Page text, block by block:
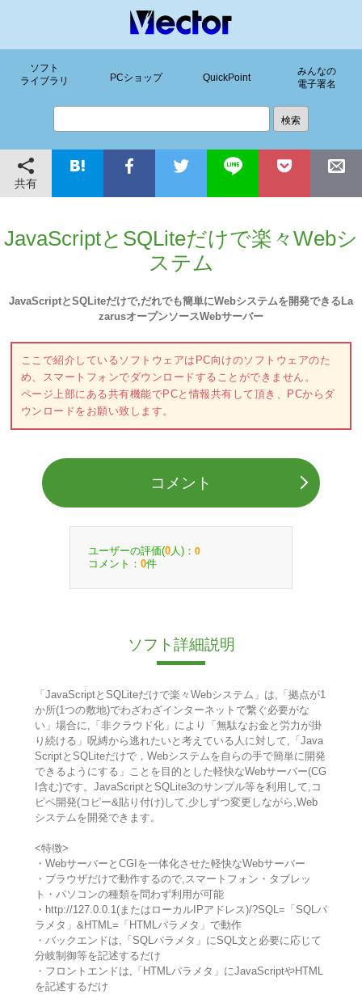
ソフト
ライブラリ
PCショップ QuickPoint
みんなの
電子署名
共有
JavaScriptとSQLiteだけで楽々Webシ
ステム
JavaScriptとSQLiteだけで,だれでも簡単にWebシステムを開発できるLa
zarusオープンソースWebサーバー
ここで紹介しているソフトウェアはPC向けのソフトウェアのた
め、スマートフォンでダウンロードすることができません。
ページ上部にある共有機能でPCと情報共有して頂き、PCからダ
ウンロードをお願い致します。
コメント
ユーザーの評価(0 人)： 0
コメント： 0件
ソフト詳細説明
「JavaScriptとSQLiteだけで楽々Webシステム」は,「拠点が1
か所(1つの敷地)でわざわざインターネットで繋ぐ必要がな
い」場合に,「非クラウド化」により「無駄なお金と労力が掛
り続ける」呪縛から逃れたいと考えている人に対して,「Java
ScriptとSQLiteだけで，Webシステムを自らの手で簡単に開発
できるようにする」ことを目的とした軽快なWebサーバー(CG
I含む)です。JavaScriptとSQLite3のサンプル等を利用して,コ
ピペ開発(コピー&貼り付け)して,少しずつ変更しながら,Web
システムを開発できます。
<特徴>
・WebサーバーとCGIを一体化させた軽快なWebサーバー
・ブラウザだけで動作するので,スマートフォン・タブレッ
ト・パソコンの種類を問わず利用が可能
・http://127.0.0.1(またはローカルIPアドレス)/?SQL=「SQLパ
ラメタ」&HTML=「HTMLパラメタ」で動作
・バックエンドは,「SQLパラメタ」にSQL文と必要に応じて
分岐制御等を記述するだけ
・フロントエンドは,「HTMLパラメタ」にJavaScriptやHTML
を記述するだけ